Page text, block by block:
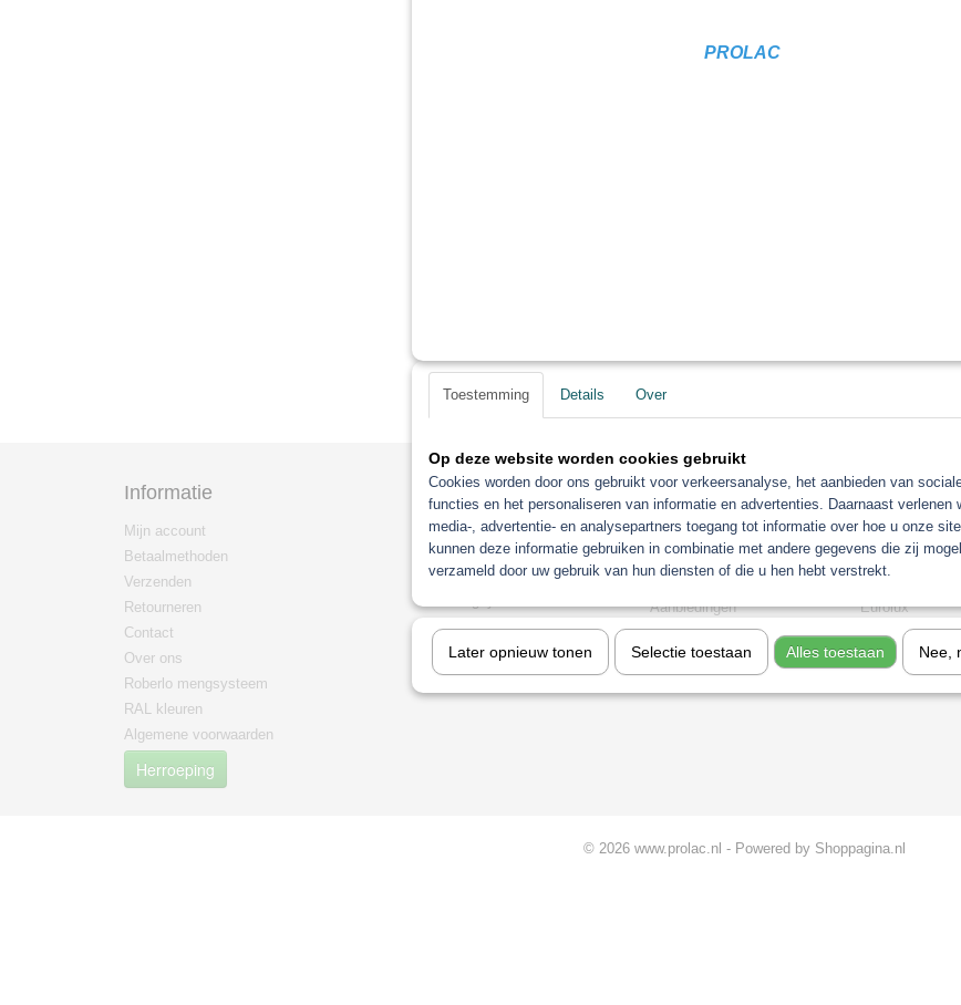
Informatie
Mijn account
Betaalmethoden
Verzenden
Retourneren
Contact
Over ons
Roberlo mengsysteem
RAL kleuren
Algemene voorwaarden
Herroeping
Categorieën
Paint
Non paint
mipa
PPG Mengkleuren
Gerko Paint/Nonpaint
Motip
Aanbiedingen
Koplamp Reparatie
Industrie
Sagola
Eurolux
© 2026 www.prolac.nl - Powered by Shoppagina.nl
PROLAC
Toestemming Details Over
Op deze website worden cookies gebruikt
Cookies worden door ons gebruikt voor verkeersanalyse, het aanbieden van
functies en het personaliseren van informatie en advertenties. Daarnaast verlenen
media-, advertentie- en analysepartners toegang tot informatie over hoe u onze
kunnen deze informatie gebruiken in combinatie met andere gegevens die zij
verzameld door uw gebruik van hun diensten of die u hen hebt verstrekt.
Later opnieuw tonen Selectie toestaan Alles toestaan Nee,